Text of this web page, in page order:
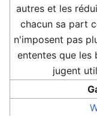
autres et les
chacun sa part
n'imposent pas
ententes que les
jugent